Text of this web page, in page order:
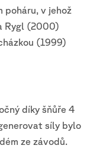
poháru, v jehož
Rygl (2000)
(1999)
díky šňůře 4
síly bylo
ze závodů.